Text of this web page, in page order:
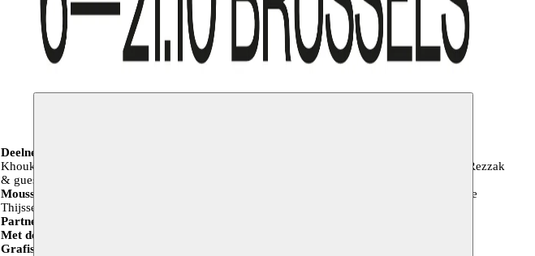
Deelnemende artiesten
Khoukhou, Dounia Mahammed, Naghmeh Manavi, Angyvir Padilla, Anna Raimondo, Badi Rezzak
& guests
Moussem Team
Kelly De Cock, Mohamed Ikoubaân, Sam Loncke, Anna Smolak, Anne-Lore
Thijssen, Cees Vossen, Yaël Wolfs
Partners
Met de steun van
Grafische vormgeving